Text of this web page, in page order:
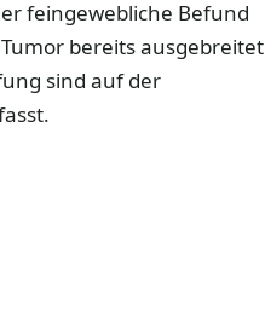
feingewebliche Befund
bereits ausgebreitet
sind auf der